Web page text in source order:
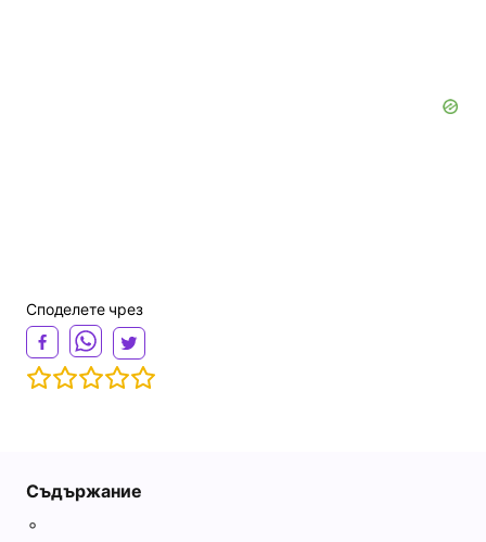
Споделете чрез
Съдържание
◦